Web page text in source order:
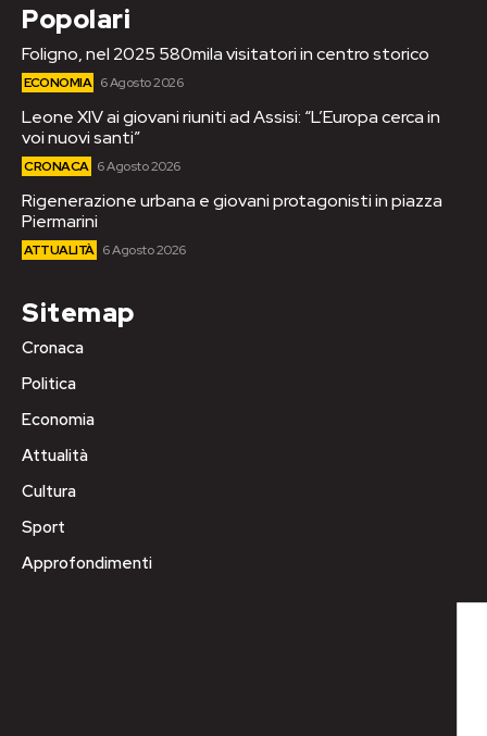
Popolari
Foligno, nel 2025 580mila visitatori in centro storico
ECONOMIA 6 Agosto 2026
Leone XIV ai giovani riuniti ad Assisi: “L’Europa cerca in
voi nuovi santi”
CRONACA 6 Agosto 2026
Rigenerazione urbana e giovani protagonisti in piazza
Piermarini
ATTUALITÀ 6 Agosto 2026
Sitemap
Cronaca
Politica
Economia
Attualità
Cultura
Sport
Approfondimenti